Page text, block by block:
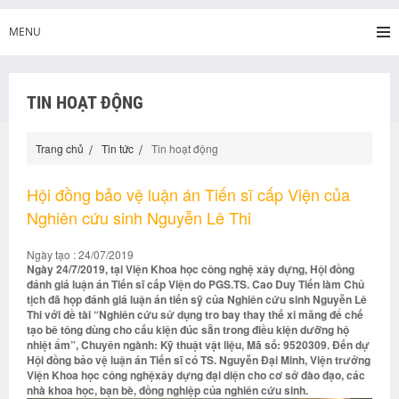
MENU
TIN HOẠT ĐỘNG
Trang chủ Tin tức Tin hoạt động
Hội đồng bảo vệ luận án Tiến sĩ cấp Viện của
Nghiên cứu sinh Nguyễn Lê Thi
Ngày tạo : 24/07/2019
Ngày 24/7/2019, tại Viện Khoa học công nghệ xây dựng, Hội đồng
đánh giá luận án Tiến sĩ cấp Viện do PGS.TS. Cao Duy Tiến làm Chủ
tịch đã họp đánh giá luận án tiến sỹ của Nghiên cứu sinh Nguyễn Lê
Thi với đề tài “Nghiên cứu sử dụng tro bay thay thế xi măng để chế
tạo bê tông dùng cho cấu kiện đúc sẵn trong điều kiện dưỡng hộ
nhiệt ẩm”, Chuyên ngành: Kỹ thuật vật liệu, Mã số: 9520309. Đến dự
Hội đồng bảo vệ luận án Tiến sĩ có TS. Nguyễn Đại Minh, Viện trưởng
Viện Khoa học công nghệxây dựng đại diện cho cơ sở đào đạo, các
nhà khoa học, bạn bè, đồng nghiệp của nghiên cứu sinh.